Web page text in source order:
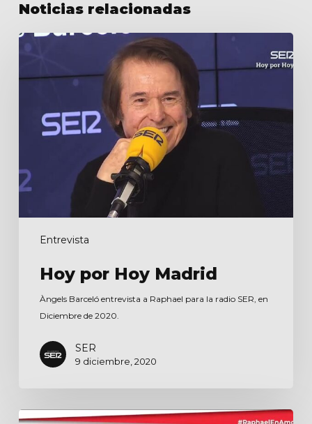
Noticias relacionadas
Entrevista
Hoy
por
Hoy
Hoy por Hoy Madrid
Àngels Barceló entrevista a Raphael para la radio SER, en
Diciembre de 2020.
SER
9 diciembre, 2020
Entrevista